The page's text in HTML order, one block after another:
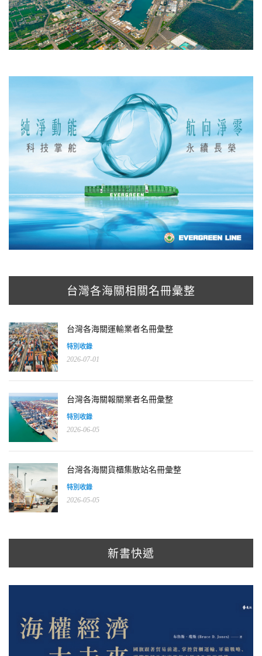
台灣各海關相關名冊彙整
台灣各海關運輸業者名冊彙整
特別收錄
2026-07-01
台灣各海關報關業者名冊彙整
特別收錄
2026-06-05
台灣各海關貨櫃集散站名冊彙整
特別收錄
2026-05-05
新書快遞